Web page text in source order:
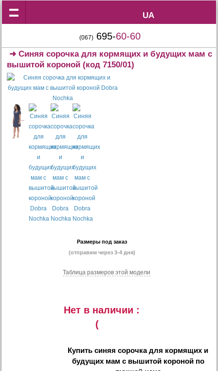
UA
UA
(067) 695-60-60
➜Синяя сорочка для кормящих и будущих мам с
вышитой короной (код 7150/01)
Размеры под заказ
(отправим через 3-4 дня)
Таблица размеров этой модели
Нет в наличии :
(
Купитьсиняя сорочка для кормящих и
будущих мам с вышитой коронойпо